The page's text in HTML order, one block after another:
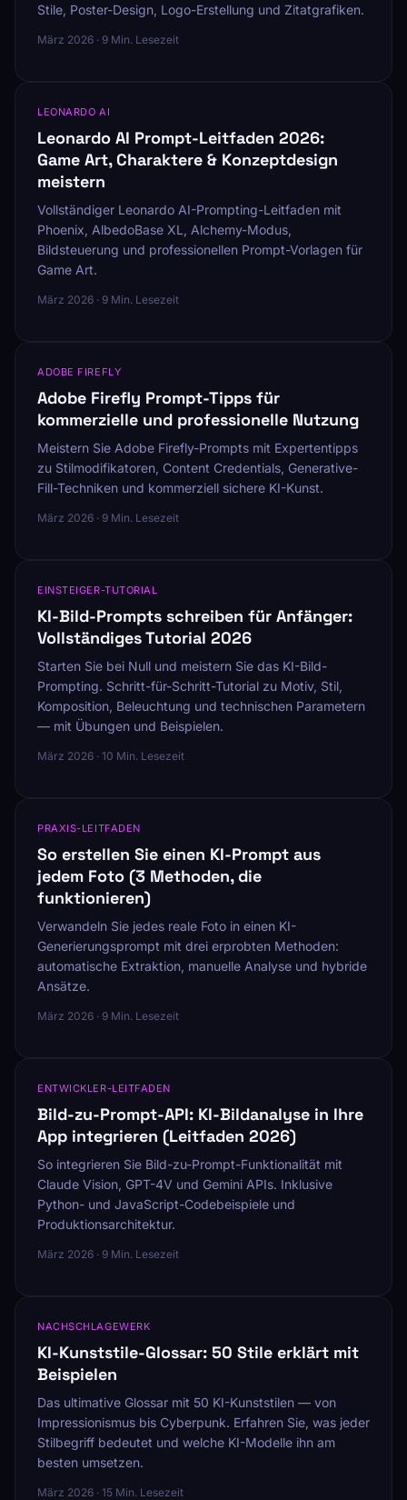
Stile, Poster-Design, Logo-Erstellung und Zitatgrafiken.
März 2026 · 9 Min. Lesezeit
LEONARDO AI
Leonardo AI Prompt-Leitfaden 2026:
Game Art, Charaktere & Konzeptdesign
meistern
Vollständiger Leonardo AI-Prompting-Leitfaden mit
Phoenix, AlbedoBase XL, Alchemy-Modus,
Bildsteuerung und professionellen Prompt-Vorlagen für
Game Art.
März 2026 · 9 Min. Lesezeit
ADOBE FIREFLY
Adobe Firefly Prompt-Tipps für
kommerzielle und professionelle Nutzung
Meistern Sie Adobe Firefly-Prompts mit Expertentipps
zu Stilmodifikatoren, Content Credentials, Generative-
Fill-Techniken und kommerziell sichere KI-Kunst.
März 2026 · 9 Min. Lesezeit
EINSTEIGER-TUTORIAL
KI-Bild-Prompts schreiben für Anfänger:
Vollständiges Tutorial 2026
Starten Sie bei Null und meistern Sie das KI-Bild-
Prompting. Schritt-für-Schritt-Tutorial zu Motiv, Stil,
Komposition, Beleuchtung und technischen Parametern
— mit Übungen und Beispielen.
März 2026 · 10 Min. Lesezeit
PRAXIS-LEITFADEN
So erstellen Sie einen KI-Prompt aus
jedem Foto (3 Methoden, die
funktionieren)
Verwandeln Sie jedes reale Foto in einen KI-
Generierungsprompt mit drei erprobten Methoden:
automatische Extraktion, manuelle Analyse und hybride
Ansätze.
März 2026 · 9 Min. Lesezeit
ENTWICKLER-LEITFADEN
Bild-zu-Prompt-API: KI-Bildanalyse in Ihre
App integrieren (Leitfaden 2026)
So integrieren Sie Bild-zu-Prompt-Funktionalität mit
Claude Vision, GPT-4V und Gemini APIs. Inklusive
Python- und JavaScript-Codebeispiele und
Produktionsarchitektur.
März 2026 · 9 Min. Lesezeit
NACHSCHLAGEWERK
KI-Kunststile-Glossar: 50 Stile erklärt mit
Beispielen
Das ultimative Glossar mit 50 KI-Kunststilen — von
Impressionismus bis Cyberpunk. Erfahren Sie, was jeder
Stilbegriff bedeutet und welche KI-Modelle ihn am
besten umsetzen.
März 2026 · 15 Min. Lesezeit